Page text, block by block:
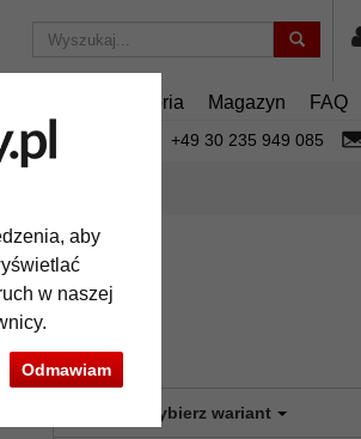
aby
w naszej
Odmawiam
Akcesoria Magazyn FAQ
za wysyłkę. +49 30 235 949 085
Wybierz wariant